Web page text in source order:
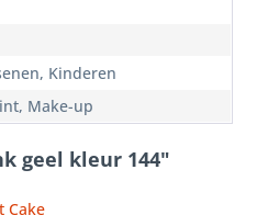
Kinderen
Make-up
geel kleur 144"
Cake